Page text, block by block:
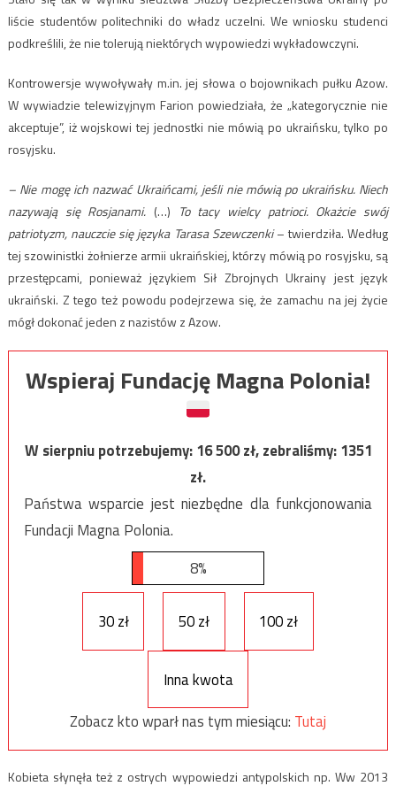
liście studentów politechniki do władz uczelni. We wniosku studenci
podkreślili, że nie tolerują niektórych wypowiedzi wykładowczyni.
Kontrowersje wywoływały m.in. jej słowa o bojownikach pułku Azow.
W wywiadzie telewizyjnym Farion powiedziała, że „kategorycznie nie
akceptuje”, iż wojskowi tej jednostki nie mówią po ukraińsku, tylko po
rosyjsku.
– Nie mogę ich nazwać Ukraińcami, jeśli nie mówią po ukraińsku. Niech
nazywają się Rosjanami. (…) To tacy wielcy patrioci. Okażcie swój
patriotyzm, nauczcie się języka Tarasa Szewczenki– twierdziła. Według
tej szowinistki żołnierze armii ukraińskiej, którzy mówią po rosyjsku, są
przestępcami, ponieważ językiem Sił Zbrojnych Ukrainy jest język
ukraiński. Z tego też powodu podejrzewa się, że zamachu na jej życie
mógł dokonać jeden z nazistów z Azow.
Wspieraj Fundację Magna Polonia!
W sierpniu potrzebujemy:16 500zł, zebraliśmy:1351
zł.
Państwa wsparcie jest niezbędne dla funkcjonowania
Fundacji Magna Polonia.
8%
30 zł 50 zł 100 zł
Inna kwota
Zobacz kto wparł nas tym miesiącu: Tutaj
Kobieta słynęła też z ostrych wypowiedzi antypolskich np. Ww 2013